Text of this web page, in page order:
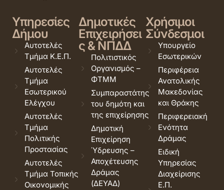
Υπηρεσίες
Δήμου
Αυτοτελές
Τμήμα Κ.Ε.Π.
Αυτοτελές
Τμήμα
Εσωτερικού
Ελέγχου
Αυτοτελές
Τμήμα
Πολιτικής
Προστασίας
Αυτοτελές
Τμήμα Τοπικής
Οικονομικής
Δημοτικές
Επιχειρήσει
ς & ΝΠΔΔ
Πολιτιστικός
Οργανισμός –
ΦΤΜΜ
Συμπαραστάτης
του δημότη και
της επιχείρησης
Δημοτική
Επιχείρηση
Ύδρευσης –
Αποχέτευσης
Δράμας
(ΔΕΥΑΔ)
Χρήσιμοι
Σύνδεσμοι
Υπουργείο
Εσωτερικών
Περιφέρεια
Ανατολικής
Μακεδονίας
και Θράκης
Περιφερειακή
Ενότητα
Δράμας
Ειδική
Υπηρεσίας
Διαχείρισης
Ε.Π.